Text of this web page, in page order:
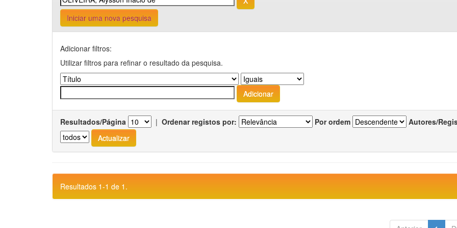
Iniciar uma nova pesquisa
Adicionar filtros:
Utilizar filtros para refinar o resultado da pesquisa.
Resultados/Página | Ordenar registos por: Por ordem Autores/
Resultados 1-1 de 1.